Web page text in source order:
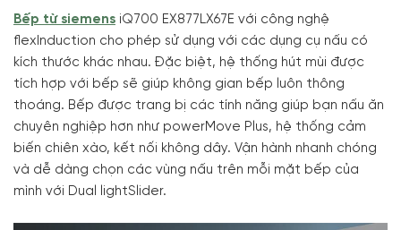
Bếp từ siemens iQ700 EX877LX67E với công nghệ
flexInduction cho phép sử dụng với các dụng cụ nấu có
kích thước khác nhau. Đặc biệt, hệ thống hút mùi được
tích hợp với bếp sẽ giúp không gian bếp luôn thông
thoáng. Bếp được trang bị các tính năng giúp bạn nấu ăn
chuyên nghiệp hơn như powerMove Plus, hệ thống cảm
biến chiên xào, kết nối không dây. Vận hành nhanh chóng
và dễ dàng chọn các vùng nấu trên mỗi mặt bếp của
mình với Dual lightSlider.